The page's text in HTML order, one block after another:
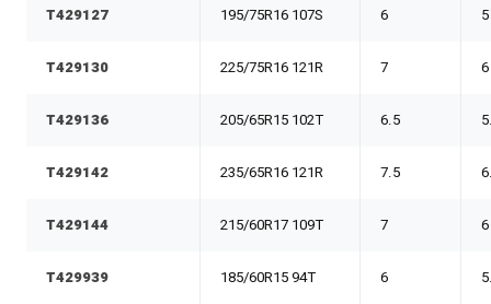
T429127 195/75R16 107S 6 5
T429130 225/75R16 121R 7 6
T429136 205/65R15 102T 6.5
T429142 235/65R16 121R 7.5
T429144 215/60R17 109T 7 6
T429939 185/60R15 94T 6